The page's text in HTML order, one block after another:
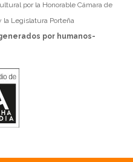
por la Honorable Cámara de
la Legislatura Porteña
por humanos-